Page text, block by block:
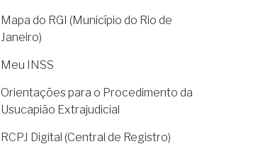
Mapa do RGI (Município do Rio de
Janeiro)
Meu INSS
Orientações para o Procedimento da
Usucapião Extrajudicial
RCPJ Digital (Central de Registro)